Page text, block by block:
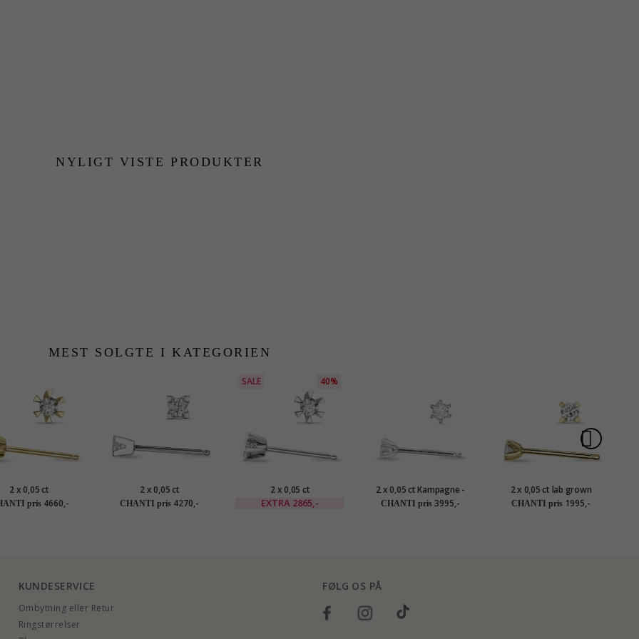
NYLIGT VISTE PRODUKTER
MEST SOLGTE I KATEGORIEN
2 x 0,05 ct
i 14
guld med diamant
pris 4660,-
2 x 0,05 ct
solitaireørestikker i 14
karat hvidguld med
CHANTI pris 4270,-
SALE 40%
2 x 0,05 ct
solitaireørestikker i 14
EXTRA 2865,-
2 x 0,05 ct Kampagne -
solitaireørestikker i 14
karat hvidguld med
CHANTI pris 3995,-
2 x 0,05 ct lab grown
diamant solitaireørestikker
i 9 karat guld med lab
CHANTI pris 1995,-
KUNDESERVICE
Ombytning eller Retur
Ringstørrelser
FØLG OS PÅ